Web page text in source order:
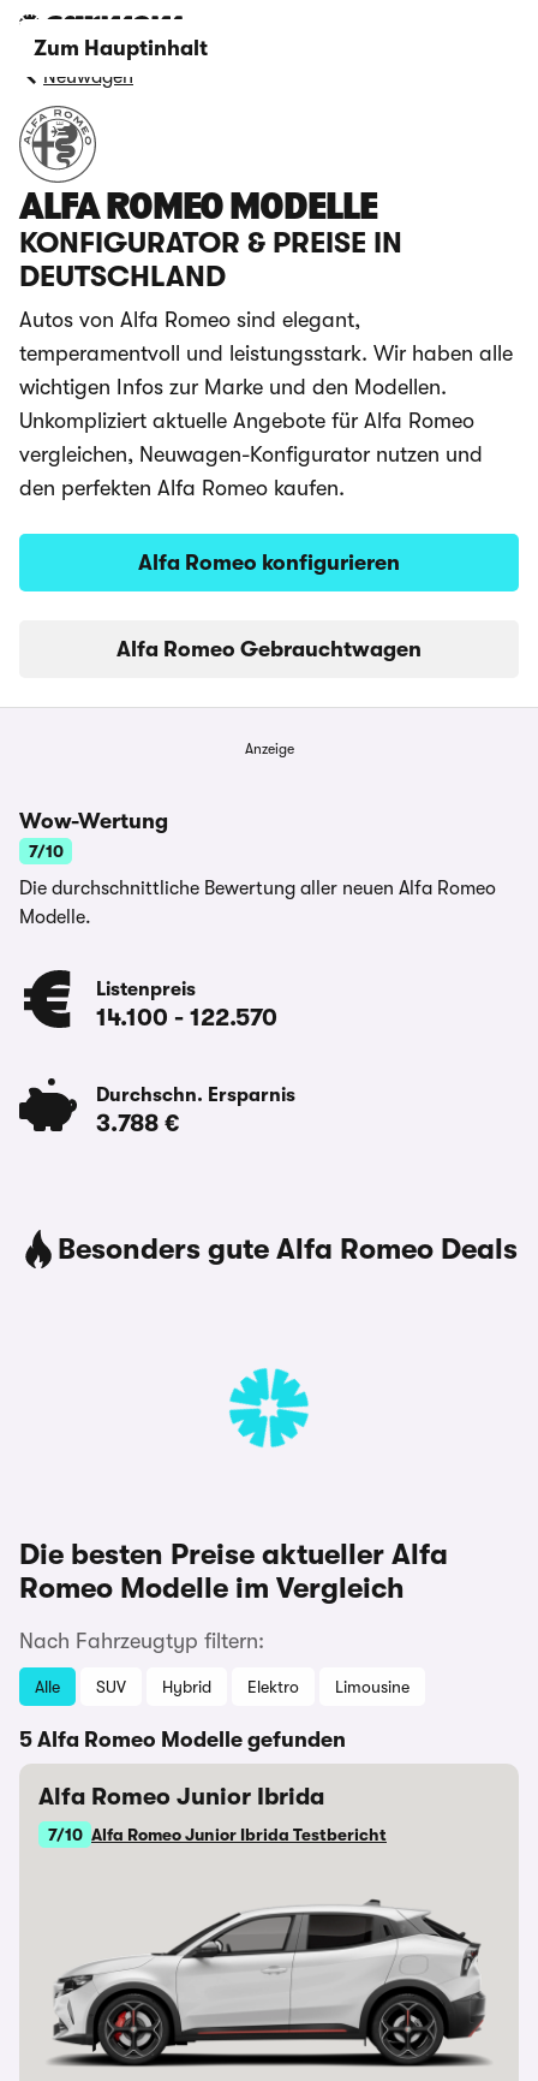
Zum Hauptinhalt
Neuwagen
ALFA ROMEO MODELLE
KONFIGURATOR & PREISE IN
DEUTSCHLAND
Autos von Alfa Romeo sind elegant,
temperamentvoll und leistungsstark. Wir haben alle
wichtigen Infos zur Marke und den Modellen.
Unkompliziert aktuelle Angebote für Alfa Romeo
vergleichen, Neuwagen-Konfigurator nutzen und
den perfekten Alfa Romeo kaufen.
Alfa Romeo konfigurieren
Alfa Romeo Gebrauchtwagen
Anzeige
Wow-Wertung
7/10
Die durchschnittliche Bewertung aller neuen Alfa Romeo
Modelle.
Listenpreis
14.100 - 122.570
Durchschn. Ersparnis
3.788 €
Besonders gute Alfa Romeo Deals
Die besten Preise aktueller Alfa
Romeo Modelle im Vergleich
Nach Fahrzeugtyp filtern:
Alle SUV Hybrid Elektro Limousine
5 Alfa Romeo Modelle gefunden
Alfa Romeo Junior Ibrida
7/10 Alfa Romeo Junior Ibrida Testbericht